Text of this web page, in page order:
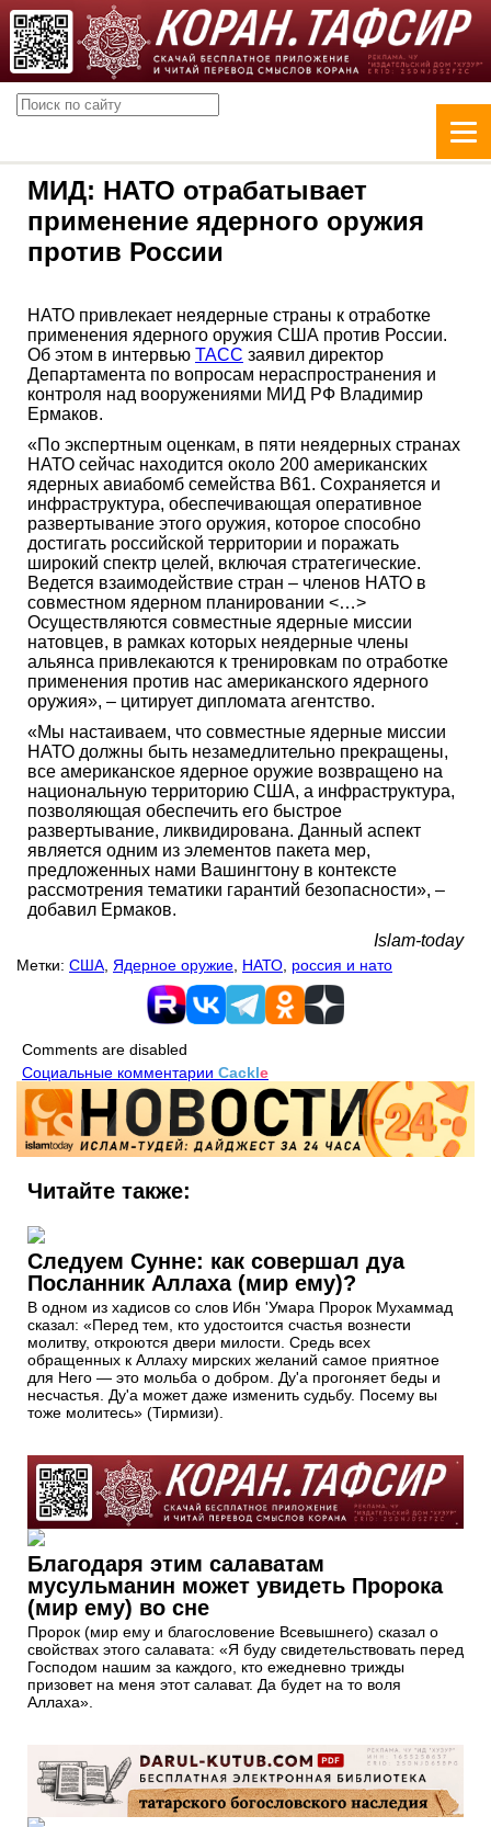
МИД: НАТО отрабатывает
применение ядерного оружия
против России
НАТО привлекает неядерные страны к отработке
применения ядерного оружия США против России.
Об этом в интервью ТАСС заявил директор
Департамента по вопросам нераспространения и
контроля над вооружениями МИД РФ Владимир
Ермаков.
«По экспертным оценкам, в пяти неядерных странах
НАТО сейчас находится около 200 американских
ядерных авиабомб семейства В61. Сохраняется и
инфраструктура, обеспечивающая оперативное
развертывание этого оружия, которое способно
достигать российской территории и поражать
широкий спектр целей, включая стратегические.
Ведется взаимодействие стран – членов НАТО в
совместном ядерном планировании <…>
Осуществляются совместные ядерные миссии
натовцев, в рамках которых неядерные члены
альянса привлекаются к тренировкам по отработке
применения против нас американского ядерного
оружия», – цитирует дипломата агентство.
«Мы настаиваем, что совместные ядерные миссии
НАТО должны быть незамедлительно прекращены,
все американское ядерное оружие возвращено на
национальную территорию США, а инфраструктура,
позволяющая обеспечить его быстрое
развертывание, ликвидирована. Данный аспект
является одним из элементов пакета мер,
предложенных нами Вашингтону в контексте
рассмотрения тематики гарантий безопасности», –
добавил Ермаков.
Islam-today
Метки: США Ядерное оружие НАТО россия и нато
Comments are disabled
Социальные комментарии Cackle
Читайте также:
Следуем Сунне: как совершал дуа
Посланник Аллаха (мир ему)?
В одном из хадисов со слов Ибн 'Умара Пророк Мухаммад
сказал: «Перед тем, кто удостоится счастья вознести
молитву, откроются двери милости. Средь всех
обращенных к Аллаху мирских желаний самое приятное
для Него — это мольба о добром. Ду'а прогоняет беды и
несчастья. Ду'а может даже изменить судьбу. Посему вы
тоже молитесь» (Тирмизи).
Благодаря этим салаватам
мусульманин может увидеть Пророка
(мир ему) во сне
Пророк (мир ему и благословение Всевышнего) сказал о
свойствах этого caлaвaтa: «Я буду свидетельствовать перед
Господом нашим за каждого, кто ежедневно трижды
призовет на меня этот салават. Да будет на то воля
Аллаха».